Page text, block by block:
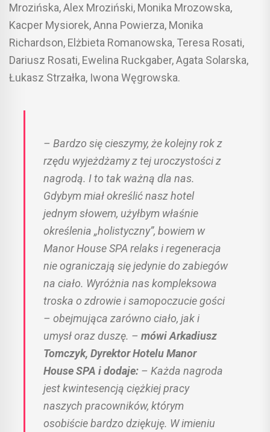
Mrozińska, Alex Mroziński, Monika Mrozowska,
Kacper Mysiorek, Anna Powierza, Monika
Richardson, Elżbieta Romanowska, Teresa Rosati,
Dariusz Rosati, Ewelina Ruckgaber, Agata Solarska,
Łukasz Strzałka, Iwona Węgrowska.
– Bardzo się cieszymy, że kolejny rok z
rzędu wyjeżdżamy z tej uroczystości z
nagrodą. I to tak ważną dla nas.
Gdybym miał określić nasz hotel
jednym słowem, użyłbym właśnie
określenia „holistyczny”, bowiem w
Manor House SPA relaks i regeneracja
nie ograniczają się jedynie do zabiegów
na ciało. Wyróżnia nas kompleksowa
troska o zdrowie i samopoczucie gości
– obejmująca zarówno ciało, jak i
umysł oraz duszę. – mówi Arkadiusz
Tomczyk, Dyrektor Hotelu Manor
House SPA i dodaje: – Każda nagroda
jest kwintesencją ciężkiej pracy
naszych pracowników, którym
osobiście bardzo dziękuję. W imieniu